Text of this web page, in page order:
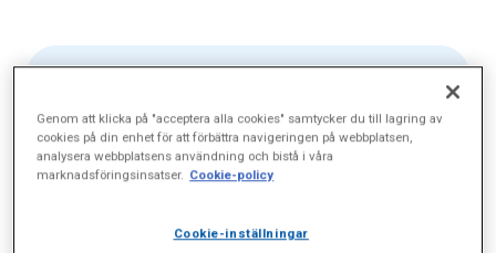
Vårdgivare (1)
Genom att klicka på "acceptera alla cookies" samtycker du till lagring av
cookies på din enhet för att förbättra navigeringen på webbplatsen,
analysera webbplatsens användning och bistå i våra
marknadsföringsinsatser. Cookie-policy
Cookie-inställningar